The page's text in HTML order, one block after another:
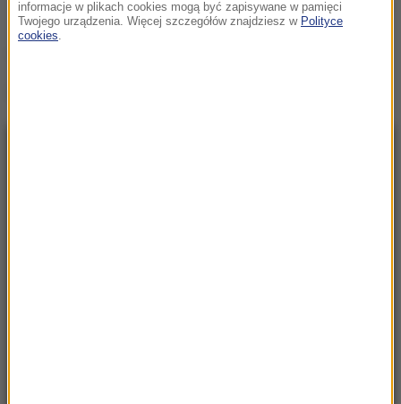
Pierwsza strona "Rzeczpospolitej"
informacje w plikach cookies mogą być zapisywane w pamięci
Twojego urządzenia. Więcej szczegółów znajdziesz w Polityce
cookies.